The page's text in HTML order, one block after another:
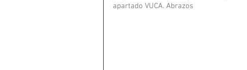
apartado VUCA. Abrazos